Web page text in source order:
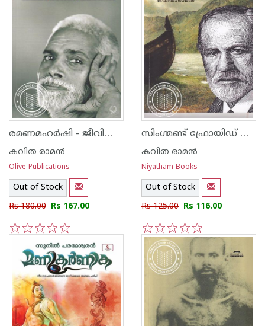
രമണമഹർഷി - ജീവിതം ദർശനം വചനങ്ങൾ
കവിത രാമന്‍
Olive Publications
Out of Stock
Rs 180.00 Rs 167.00
സിംഗ്മണ്ട് ഫ്രോയിഡ് ധ്രുവദേശ രാത്രിയിലെ സൂര്യോദയം
കവിത രാമന്‍
Niyatham Books
Out of Stock
Rs 125.00 Rs 116.00
5
4
3
2
1